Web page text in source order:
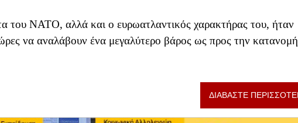
του ΝΑΤΟ, αλλά και ο ευρωατλαντικός χαρακτήρας του, ήταν
να αναλάβουν ένα μεγαλύτερο βάρος ως προς την
ΔΙΑΒΑΣΤΕ